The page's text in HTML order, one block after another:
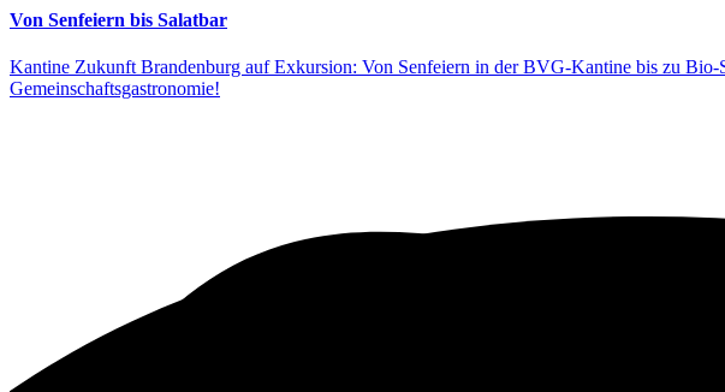
Von Senfeiern bis Salatbar
Kantine Zukunft Brandenburg auf Exkursion: Von Senfeiern in der BVG-Kantine bis zu
Gemeinschaftsgastronomie!